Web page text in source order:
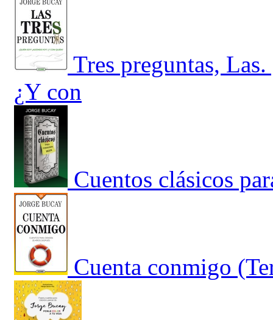
Tres preguntas,
¿Y con
Cuentos clásicos
Cuenta conmigo